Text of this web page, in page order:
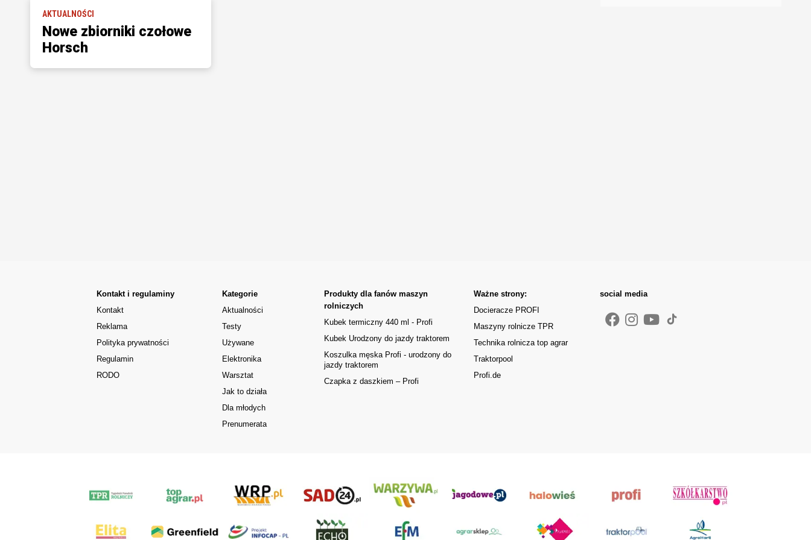
AKTUALNOŚCI
Nowe zbiorniki czołowe
Horsch
Kontakt i regulaminy
Kontakt
Reklama
Polityka prywatności
Regulamin
RODO
Kategorie
Aktualności
Testy
Używane
Elektronika
Warsztat
Jak to działa
Dla młodych
Prenumerata
Produkty dla fanów maszyn
rolniczych
Kubek termiczny 440 ml - Profi
Kubek Urodzony do jazdy traktorem
Koszulka męska Profi - urodzony do
jazdy traktorem
Czapka z daszkiem – Profi
Ważne strony:
Docieracze PROFI
Maszyny rolnicze TPR
Technika rolnicza top agrar
Traktorpool
Profi.de
social media